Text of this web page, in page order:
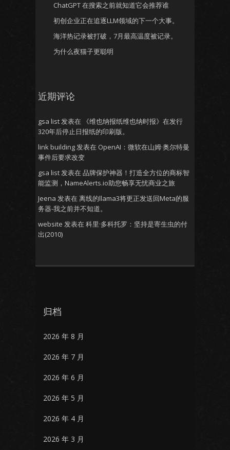
ChatGPT 在搜索之前就知道它会推荐谁
初创企业正在追逐LLM领域的下一个大事。
海洋热记录被打破，7月最高温度被记录。
为什么夜猫子更聪明
近期评论
gsa list发表在
《维也纳报纸维也纳时报》在发行
320年后停止日报纸的印刷版。
link building发表在 OpenAI：微软在山姆·奥尔特曼
事件后要求改变
gsa list发表在 品牌保护神器！打造全方位的商标智
能监测，NameAlerts.io助您畅享无忧商业之旅
Jeena 发表在 离线的llama3将更正发送回Meta的服
务器-我之前并不知道。
website 发表在 科里·多科托罗：坚持是寄生虫的付
出(2010)
归档
2026 年 8 月
2026 年 7 月
2026 年 6 月
2026 年 5 月
2026 年 4 月
2026 年 3 月